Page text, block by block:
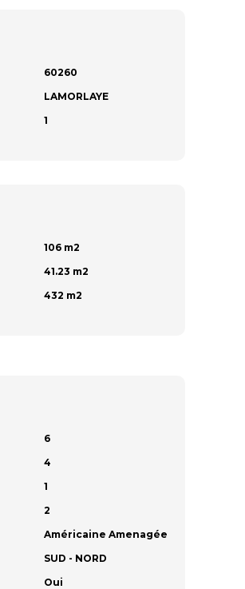
60260
LAMORLAYE
1
106 m2
41.23 m2
432 m2
6
4
1
2
Américaine Amenagée
SUD - NORD
Oui